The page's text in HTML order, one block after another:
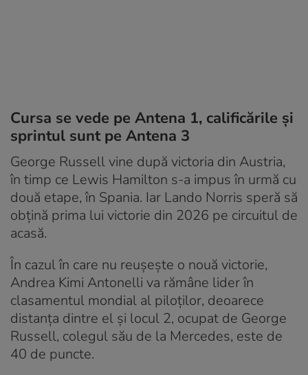
Cursa se vede pe Antena 1, calificările și
sprintul sunt pe Antena 3
George Russell vine după victoria din Austria,
în timp ce Lewis Hamilton s-a impus în urmă cu
două etape, în Spania. Iar Lando Norris speră să
obțină prima lui victorie din 2026 pe circuitul de
acasă.
În cazul în care nu reușește o nouă victorie,
Andrea Kimi Antonelli va rămâne lider în
clasamentul mondial al piloților, deoarece
distanța dintre el și locul 2, ocupat de George
Russell, colegul său de la Mercedes, este de
40 de puncte.